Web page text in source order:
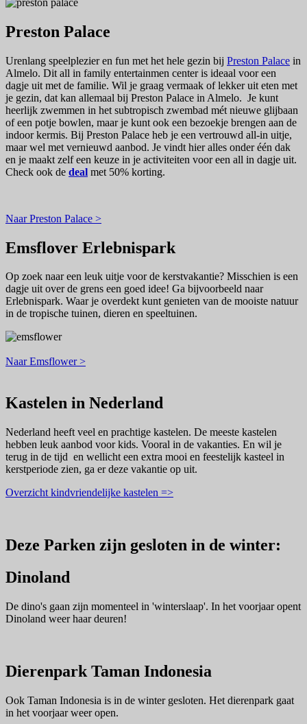
Preston Palace
Urenlang speelplezier en fun met het hele gezin bij Preston Palace in
Almelo. Dit all in family entertainmen center is ideaal voor een
dagje uit met de familie. Wil je graag vermaak of lekker uit eten met
je gezin, dat kan allemaal bij Preston Palace in Almelo. Je kunt
heerlijk zwemmen in het subtropisch zwembad mét nieuwe glijbaan
of een potje bowlen, maar je kunt ook een bezoekje brengen aan de
indoor kermis. Bij Preston Palace heb je een vertrouwd all-in uitje,
maar wel met vernieuwd aanbod. Je vindt hier alles onder één dak
en je maakt zelf een keuze in je activiteiten voor een all in dagje uit.
Check ook de deal met 50% korting.
Naar Preston Palace >
Emsflover Erlebnispark
Op zoek naar een leuk uitje voor de kerstvakantie? Misschien is een
dagje uit over de grens een goed idee! Ga bijvoorbeeld naar
Erlebnispark. Waar je overdekt kunt genieten van de mooiste natuur
in de tropische tuinen, dieren en speeltuinen.
Naar Emsflower >
Kastelen in Nederland
Nederland heeft veel en prachtige kastelen. De meeste kastelen
hebben leuk aanbod voor kids. Vooral in de vakanties. En wil je
terug in de tijd en wellicht een extra mooi en feestelijk kasteel in
kerstperiode zien, ga er deze vakantie op uit.
Overzicht kindvriendelijke kastelen =>
Deze Parken zijn gesloten in de winter:
Dinoland
De dino's gaan zijn momenteel in 'winterslaap'. In het voorjaar opent
Dinoland weer haar deuren!
Dierenpark Taman Indonesia
Ook Taman Indonesia is in de winter gesloten. Het dierenpark gaat
in het voorjaar weer open.